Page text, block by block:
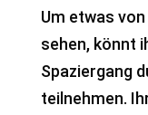
Um etwas
sehen, könnt
Spaziergang
teilnehmen.